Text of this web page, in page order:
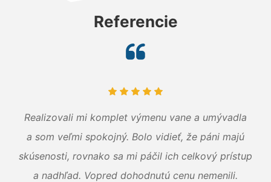
Referencie
Realizovali mi komplet výmenu vane a umývadla
a som veľmi spokojný. Bolo vidieť, že páni majú
skúsenosti, rovnako sa mi páčil ich celkový prístup
a nadhľad. Vopred dohodnutú cenu nemenili.